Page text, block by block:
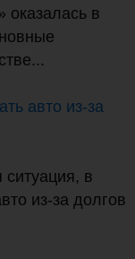
оказалась в
авто из-за
в
из-за долгов